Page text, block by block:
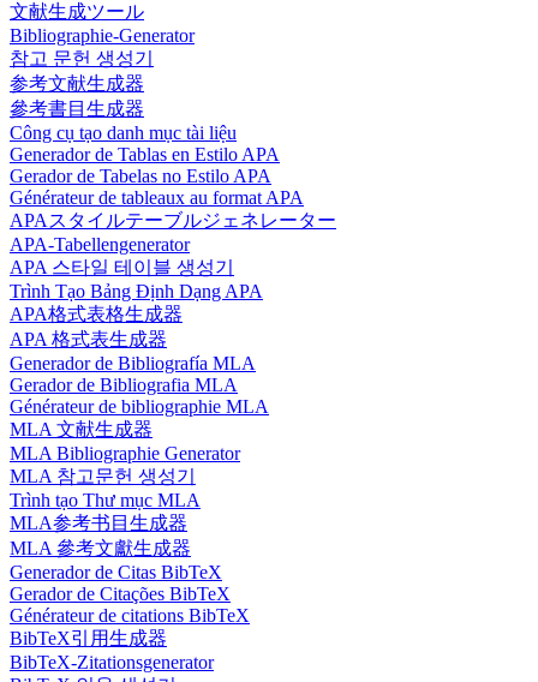
文献生成ツール
Bibliographie-Generator
참고 문헌 생성기
参考文献生成器
參考書目生成器
Công cụ tạo danh mục tài liệu
Generador de Tablas en Estilo APA
Gerador de Tabelas no Estilo APA
Générateur de tableaux au format APA
APAスタイルテーブルジェネレーター
APA-Tabellengenerator
APA 스타일 테이블 생성기
Trình Tạo Bảng Định Dạng APA
APA格式表格生成器
APA 格式表生成器
Generador de Bibliografía MLA
Gerador de Bibliografia MLA
Générateur de bibliographie MLA
MLA 文献生成器
MLA Bibliographie Generator
MLA 참고문헌 생성기
Trình tạo Thư mục MLA
MLA参考书目生成器
MLA 參考文獻生成器
Generador de Citas BibTeX
Gerador de Citações BibTeX
Générateur de citations BibTeX
BibTeX引用生成器
BibTeX-Zitationsgenerator